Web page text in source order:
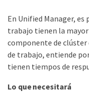
En Unified Manager,
trabajo tienen la mayor
componente de clúster
de trabajo, entiende
tienen tiempos de
Lo que necesitará